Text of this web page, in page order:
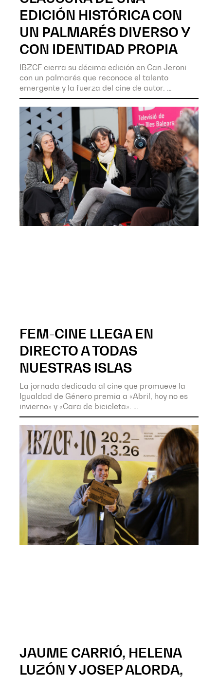
EDICIÓN HISTÓRICA CON
UN PALMARÉS DIVERSO Y
CON IDENTIDAD PROPIA
IBZCF cierra su décima edición en Can Jeroni
con un palmarés que reconoce el talento
emergente y la fuerza del cine de autor.
FEM-CINE LLEGA EN
DIRECTO A TODAS
NUESTRAS ISLAS
La jornada dedicada al cine que promueve la
Igualdad de Género premia a «Abril, hoy no es
invierno» y «Cara de bicicleta».
JAUME CARRIÓ, HELENA
LUZÓN Y JOSEP ALORDA,